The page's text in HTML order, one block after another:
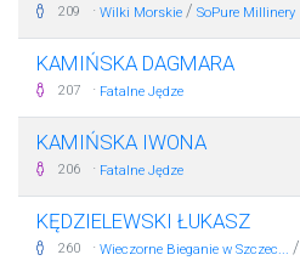
209 · Wilki Morskie / SoPure Millinery
KAMIŃSKA DAGMARA
207 · Fatalne Jędze
KAMIŃSKA IWONA
206 · Fatalne Jędze
KĘDZIELEWSKI ŁUKASZ
260 · Wieczorne Bieganie w Szczec... /